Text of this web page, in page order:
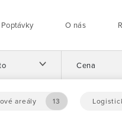
Poptávky O nás
areály 13
Cena